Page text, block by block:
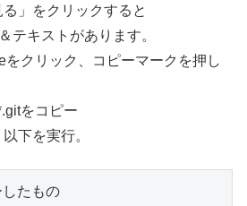
」をクリックすると
テキストがあります。
をクリック、コピーマークを押し
をコピー
下を実行。
たもの